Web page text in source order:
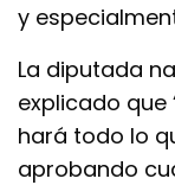
y
La diputada
explicado que
hará todo lo
aprobando